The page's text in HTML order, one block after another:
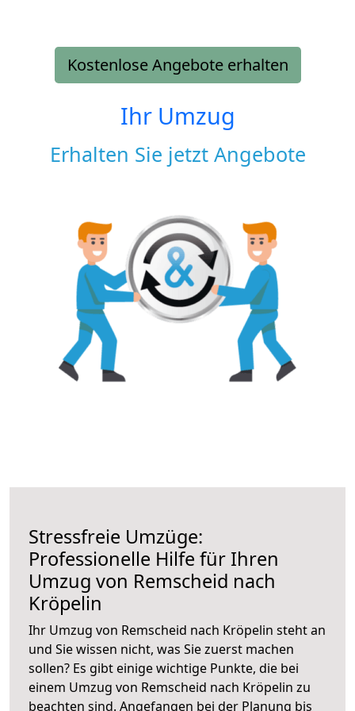
Kostenlose Angebote erhalten
Ihr Umzug
Erhalten Sie jetzt Angebote
Stressfreie Umzüge:
Professionelle Hilfe für Ihren
Umzug von Remscheid nach
Kröpelin
Ihr Umzug von Remscheid nach Kröpelin steht an
und Sie wissen nicht, was Sie zuerst machen
sollen? Es gibt einige wichtige Punkte, die bei
einem Umzug von Remscheid nach Kröpelin zu
beachten sind. Angefangen bei der Planung bis